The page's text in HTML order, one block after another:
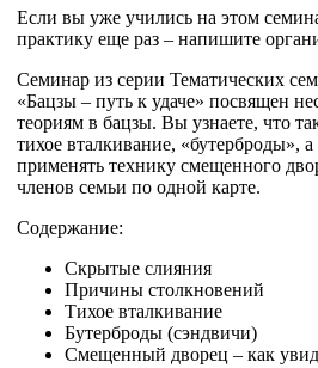
Если вы уже учились на этом
практику еще раз – напишите
Семинар из серии Тематических
«Бацзы – путь к удаче» посвящен
теориям в бацзы. Вы узнаете, что
тихое вталкивание, «бутерброды», а
применять технику смещенного
членов семьи по одной карте.
Содержание:
Скрытые слияния
Причины столкновений
Тихое вталкивание
Бутерброды (сэндвичи)
Смещенный дворец – как